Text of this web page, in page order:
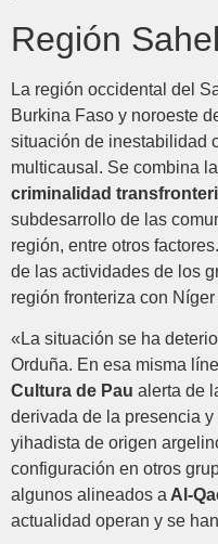
Región
La región occidental del
Burkina Faso y noroeste
situación de inestabilidad
multicausal. Se combina
criminalidad
subdesarrollo de las
región, entre otros
de las actividades de los
región fronteriza con
«La situación se ha
Orduña. En esa misma
Cultura de Pau alerta de
derivada de la presencia
yihadista de origen
configuración en otros
algunos alineados a Al-
actualidad operan y se